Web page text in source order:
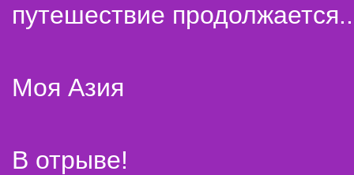
путешествие
Моя Азия
В отрыве!